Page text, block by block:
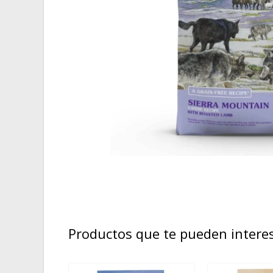
Productos que te pueden